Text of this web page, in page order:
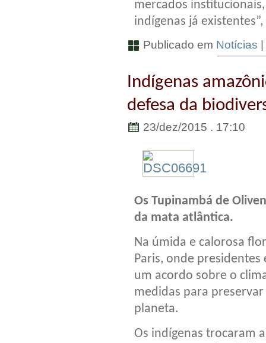
mercados
indígenas já
Publicado em Notícias
Indígenas
defesa da
23/dez/2015 . 17:10
Os Tupinambá de
da mata atlântica.
Na úmida e calorosa
Paris, onde
um acordo sobre o
medidas para
planeta.
Os indígenas trocaram